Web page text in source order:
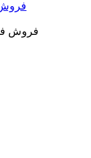
فروش
فروش